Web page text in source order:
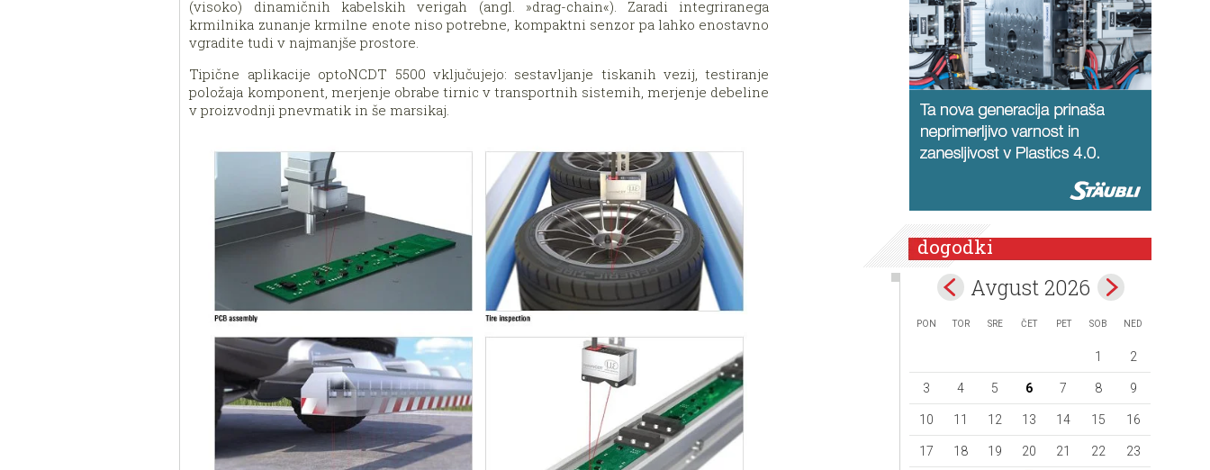
(visoko) dinamičnih kabelskih verigah (angl. »drag-chain«). Zaradi integriranega
krmilnika zunanje krmilne enote niso potrebne, kompaktni senzor pa lahko enostavno
vgradite tudi v najmanjše prostore.
Tipične aplikacije optoNCDT 5500 vključujejo: sestavljanje tiskanih vezij, testiranje
položaja komponent, merjenje obrabe tirnic v transportnih sistemih, merjenje debeline
v proizvodnji pnevmatik in še marsikaj.
dogodki
Avgust 2026
PON TOR SRE ČET PET SOB NED
1 2
3 4 5 6 7 8 9
10 11 12 13 14 15 16
17 18 19 20 21 22 23